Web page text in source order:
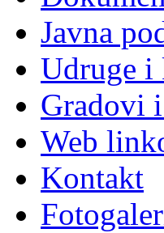
Javna
Udruge
Gradovi
Web
Kontakt